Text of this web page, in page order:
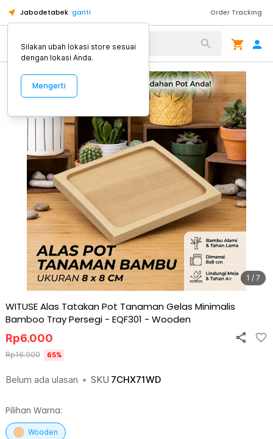
Jabodetabek ganti Order Tracking
Alat Kopi
1 / 7
WITUSE Alas Tatakan Pot Tanaman Gelas Minimalis
Bamboo Tray Persegi - EQF301 - Wooden
Belum ada ulasan • SKU 7CHX71WD
Rp6.000
Rp16.900 65%
Pilihan Warna:
Wooden
Silakan ubah lokasi store sesuai
dengan lokasi Anda.
Mengerti